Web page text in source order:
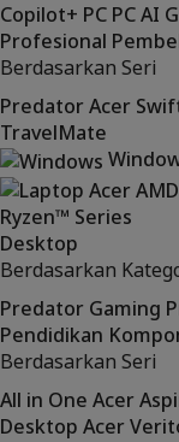
Copilot+ PC PC AI
Profesional
Berdasarkan Seri
Predator Acer
TravelMate
Ryzen™ Series
Desktop
Berdasarkan
Predator Gaming
Pendidikan
Berdasarkan Seri
All in One Acer
Desktop Acer